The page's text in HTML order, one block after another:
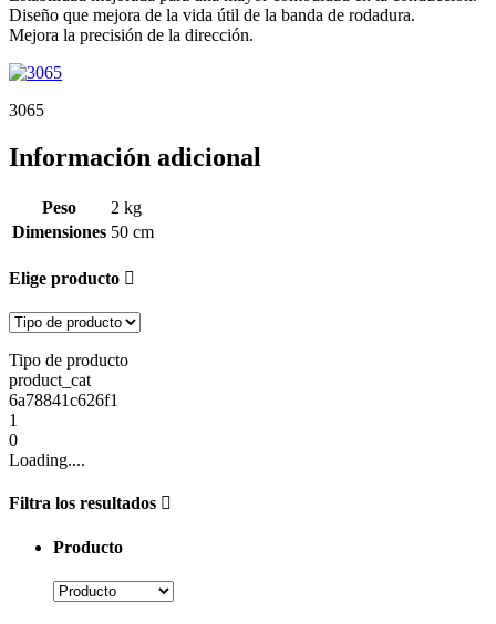
Diseño que mejora de la vida útil de la banda de rodadura.
Mejora la precisión de la dirección.
3065
Información adicional
Peso
2 kg
Dimensiones 50 cm
Elige producto
Tipo de producto
product_cat
6a78841c626f1
1
0
Loading....
Filtra los resultados
Producto